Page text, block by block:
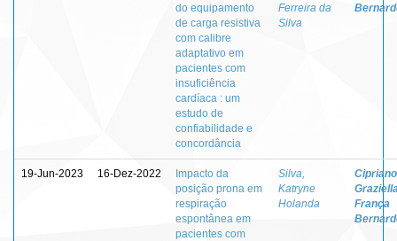
do equipamento
de carga resistiva
com calibre
adaptativo em
pacientes com
insuficiência
cardíaca : um
estudo de
confiabilidade e
concordância
Ferreira da
Silva
19-Jun-2023 16-Dez-2022
Impacto da
posição prona em
respiração
espontânea em
pacientes com
Silva,
Katryne
Holanda
França